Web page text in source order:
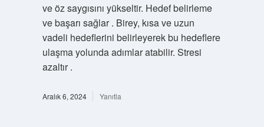
ve öz saygısını yükseltir. Hedef belirleme
ve başarı sağlar . Birey, kısa ve uzun
vadeli hedeflerini belirleyerek bu hedeflere
ulaşma yolunda adımlar atabilir. Stresi
azaltır .
Aralık 6, 2024 Yanıtla